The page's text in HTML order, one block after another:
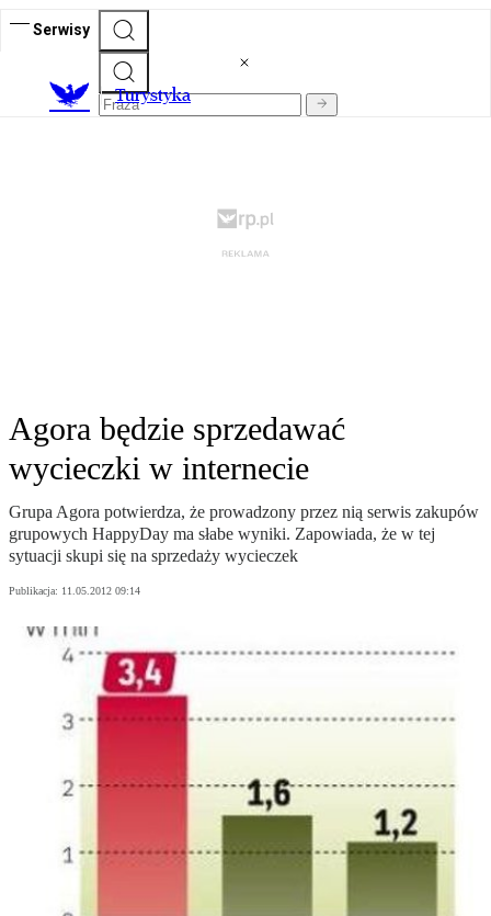
Serwisy
Turystyka
Agora będzie sprzedawać
wycieczki w internecie
Grupa Agora potwierdza, że prowadzony przez nią serwis zakupów
grupowych HappyDay ma słabe wyniki. Zapowiada, że w tej
sytuacji skupi się na sprzedaży wycieczek
Publikacja: 11.05.2012 09:14